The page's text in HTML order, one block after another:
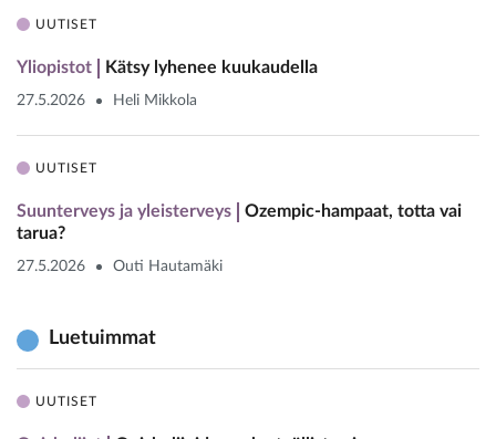
UUTISET
Yliopistot Kätsy lyhenee kuukaudella
27.5.2026 Heli Mikkola
UUTISET
Suunterveys ja yleisterveys
Ozempic-hampaat, totta vai
tarua?
27.5.2026 Outi Hautamäki
Luetuimmat
UUTISET